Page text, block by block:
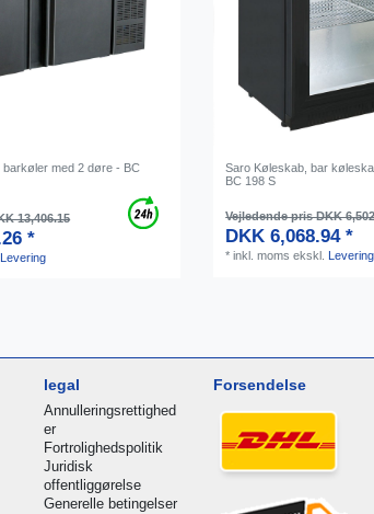
med 2 døre - BC
13,406.15
*
Levering
Saro Køleskab, bar
BC 198 S
Vejledende pris DKK
DKK 6,068.94 *
*inkl. moms ekskl. Levering
legal
Annulleringsrettighed
er
Fortrolighedspolitik
Juridisk
offentliggørelse
Generelle betingelser
Forsendelse